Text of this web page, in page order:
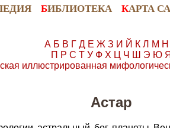
БИБЛИОТЕКА КАРТА
А Б В Г Д Е Ж З И Й К Л М Н
П Р С Т У Ф Х Ц Ч Ш Э Ю Я
иллюстрированная
Астар